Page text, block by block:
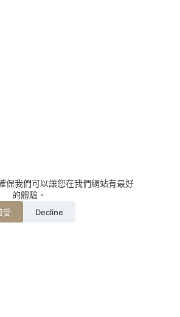
保我們可以讓您在我們網站有最好
的體驗。
受 Decline